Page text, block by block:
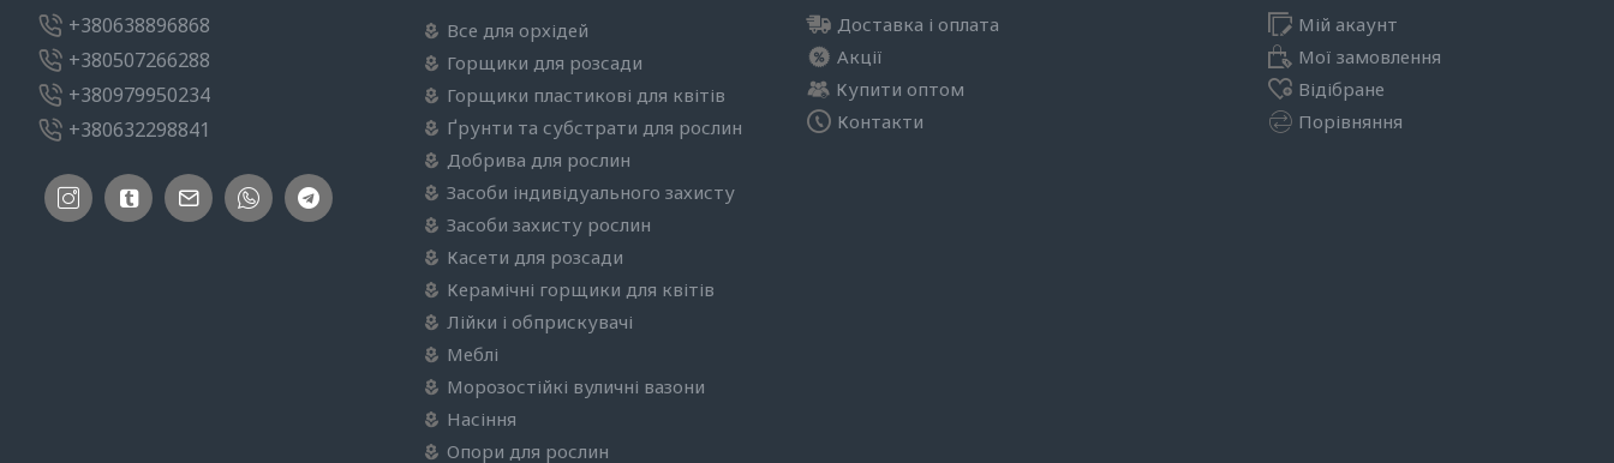
+380638896868
+380507266288
+380979950234
+380632298841
Все для орхідей
Горщики для розсади
Горщики пластикові для квітів
Ґрунти та субстрати для рослин
Добрива для рослин
Засоби індивідуального захисту
Засоби захисту рослин
Касети для розсади
Керамічні горщики для квітів
Лійки і обприскувачі
Меблі
Морозостійкі вуличні вазони
Насіння
Опори для рослин
Доставка і оплата
Акції
Купити оптом
Контакти
Мій акаунт
Мої замовлення
Відібране
Порівняння